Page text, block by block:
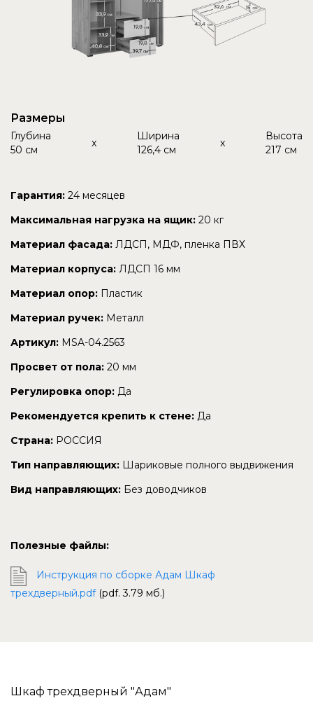
Шкаф трехдверный "Адам"
Размеры
Глубина
50 см
x
Ширина
126,4 см
x
Высота
217 см
Гарантия: 24 месяцев
Максимальная нагрузка на ящик: 20 кг
Материал фасада: ЛДСП, МДФ, пленка ПВХ
Материал корпуса: ЛДСП 16 мм
Материал опор: Пластик
Материал ручек: Металл
Артикул: MSA-04.2563
Просвет от пола: 20 мм
Регулировка опор: Да
Рекомендуется крепить к стене: Да
Страна: РОССИЯ
Тип направляющих: Шариковые полного выдвижения
Вид направляющих: Без доводчиков
Полезные файлы:
Инструкция по сборке Адам Шкаф
трехдверный.pdf (pdf. 3.79 мб.)